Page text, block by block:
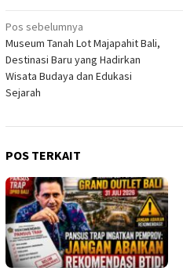
Navigasi
pos
Pos sebelumnya
Museum Tanah Lot Majapahit Bali,
Destinasi Baru yang Hadirkan
Wisata Budaya dan Edukasi
Sejarah
POS TERKAIT